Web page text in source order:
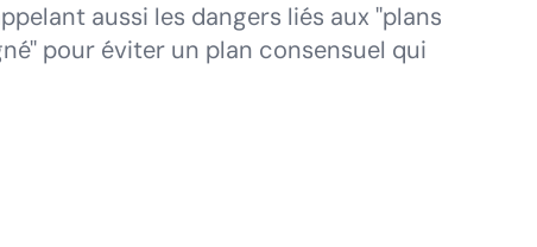
aussi les dangers liés aux "plans
pour éviter un plan consensuel qui